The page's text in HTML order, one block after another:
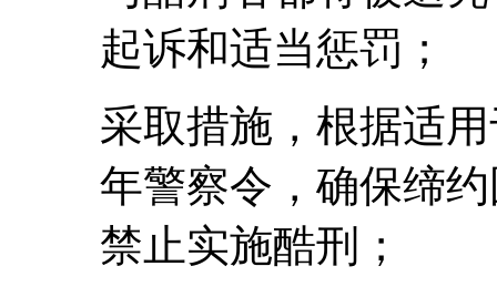
起诉和适当惩罚；
采取措施，根据适
年警察令，确保缔
禁止实施酷刑；